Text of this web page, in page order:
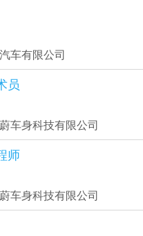
车有限公司
员
车身科技有限公司
师
车身科技有限公司